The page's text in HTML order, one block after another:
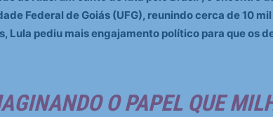
Federal de Goiás (UFG), reunindo cerca de 10
Lula pediu mais engajamento político para que os
O PAPEL QUE